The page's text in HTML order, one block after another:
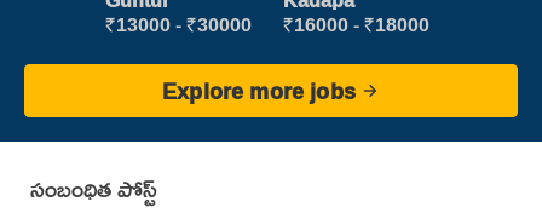
₹13000 - ₹30000 ₹16000 - ₹18000
Explore more jobs
సంబంధిత పోస్ట్